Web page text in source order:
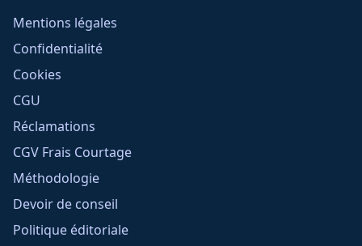
Mentions légales
Confidentialité
Cookies
CGU
Réclamations
CGV Frais Courtage
Méthodologie
Devoir de conseil
Politique éditoriale